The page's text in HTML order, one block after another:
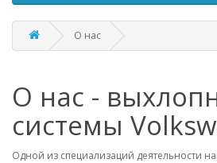
О нас
О нас -
системы
Одной из специализаций деятельности